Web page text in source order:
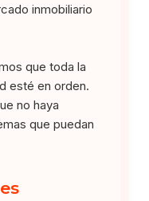
inmobiliario
que toda la
esté en orden.
no haya
que puedan